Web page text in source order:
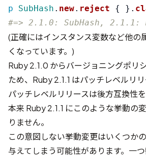
p
SubHash . new. reject { }.
#=> 2.1.0: SubHash, 2.1.1:
(正確にはインスタンス変数など他の
くなっています。)
Ruby 2.1.0 からバージョニングポリ
ため、Ruby 2.1.1 はパッチレベルリリ
パッチレベルリリースは後方互換性
本来 Ruby 2.1.1 にこのような挙動の
りません。
この意図しない挙動変更はいくつか
与えてしまう可能性があります。一